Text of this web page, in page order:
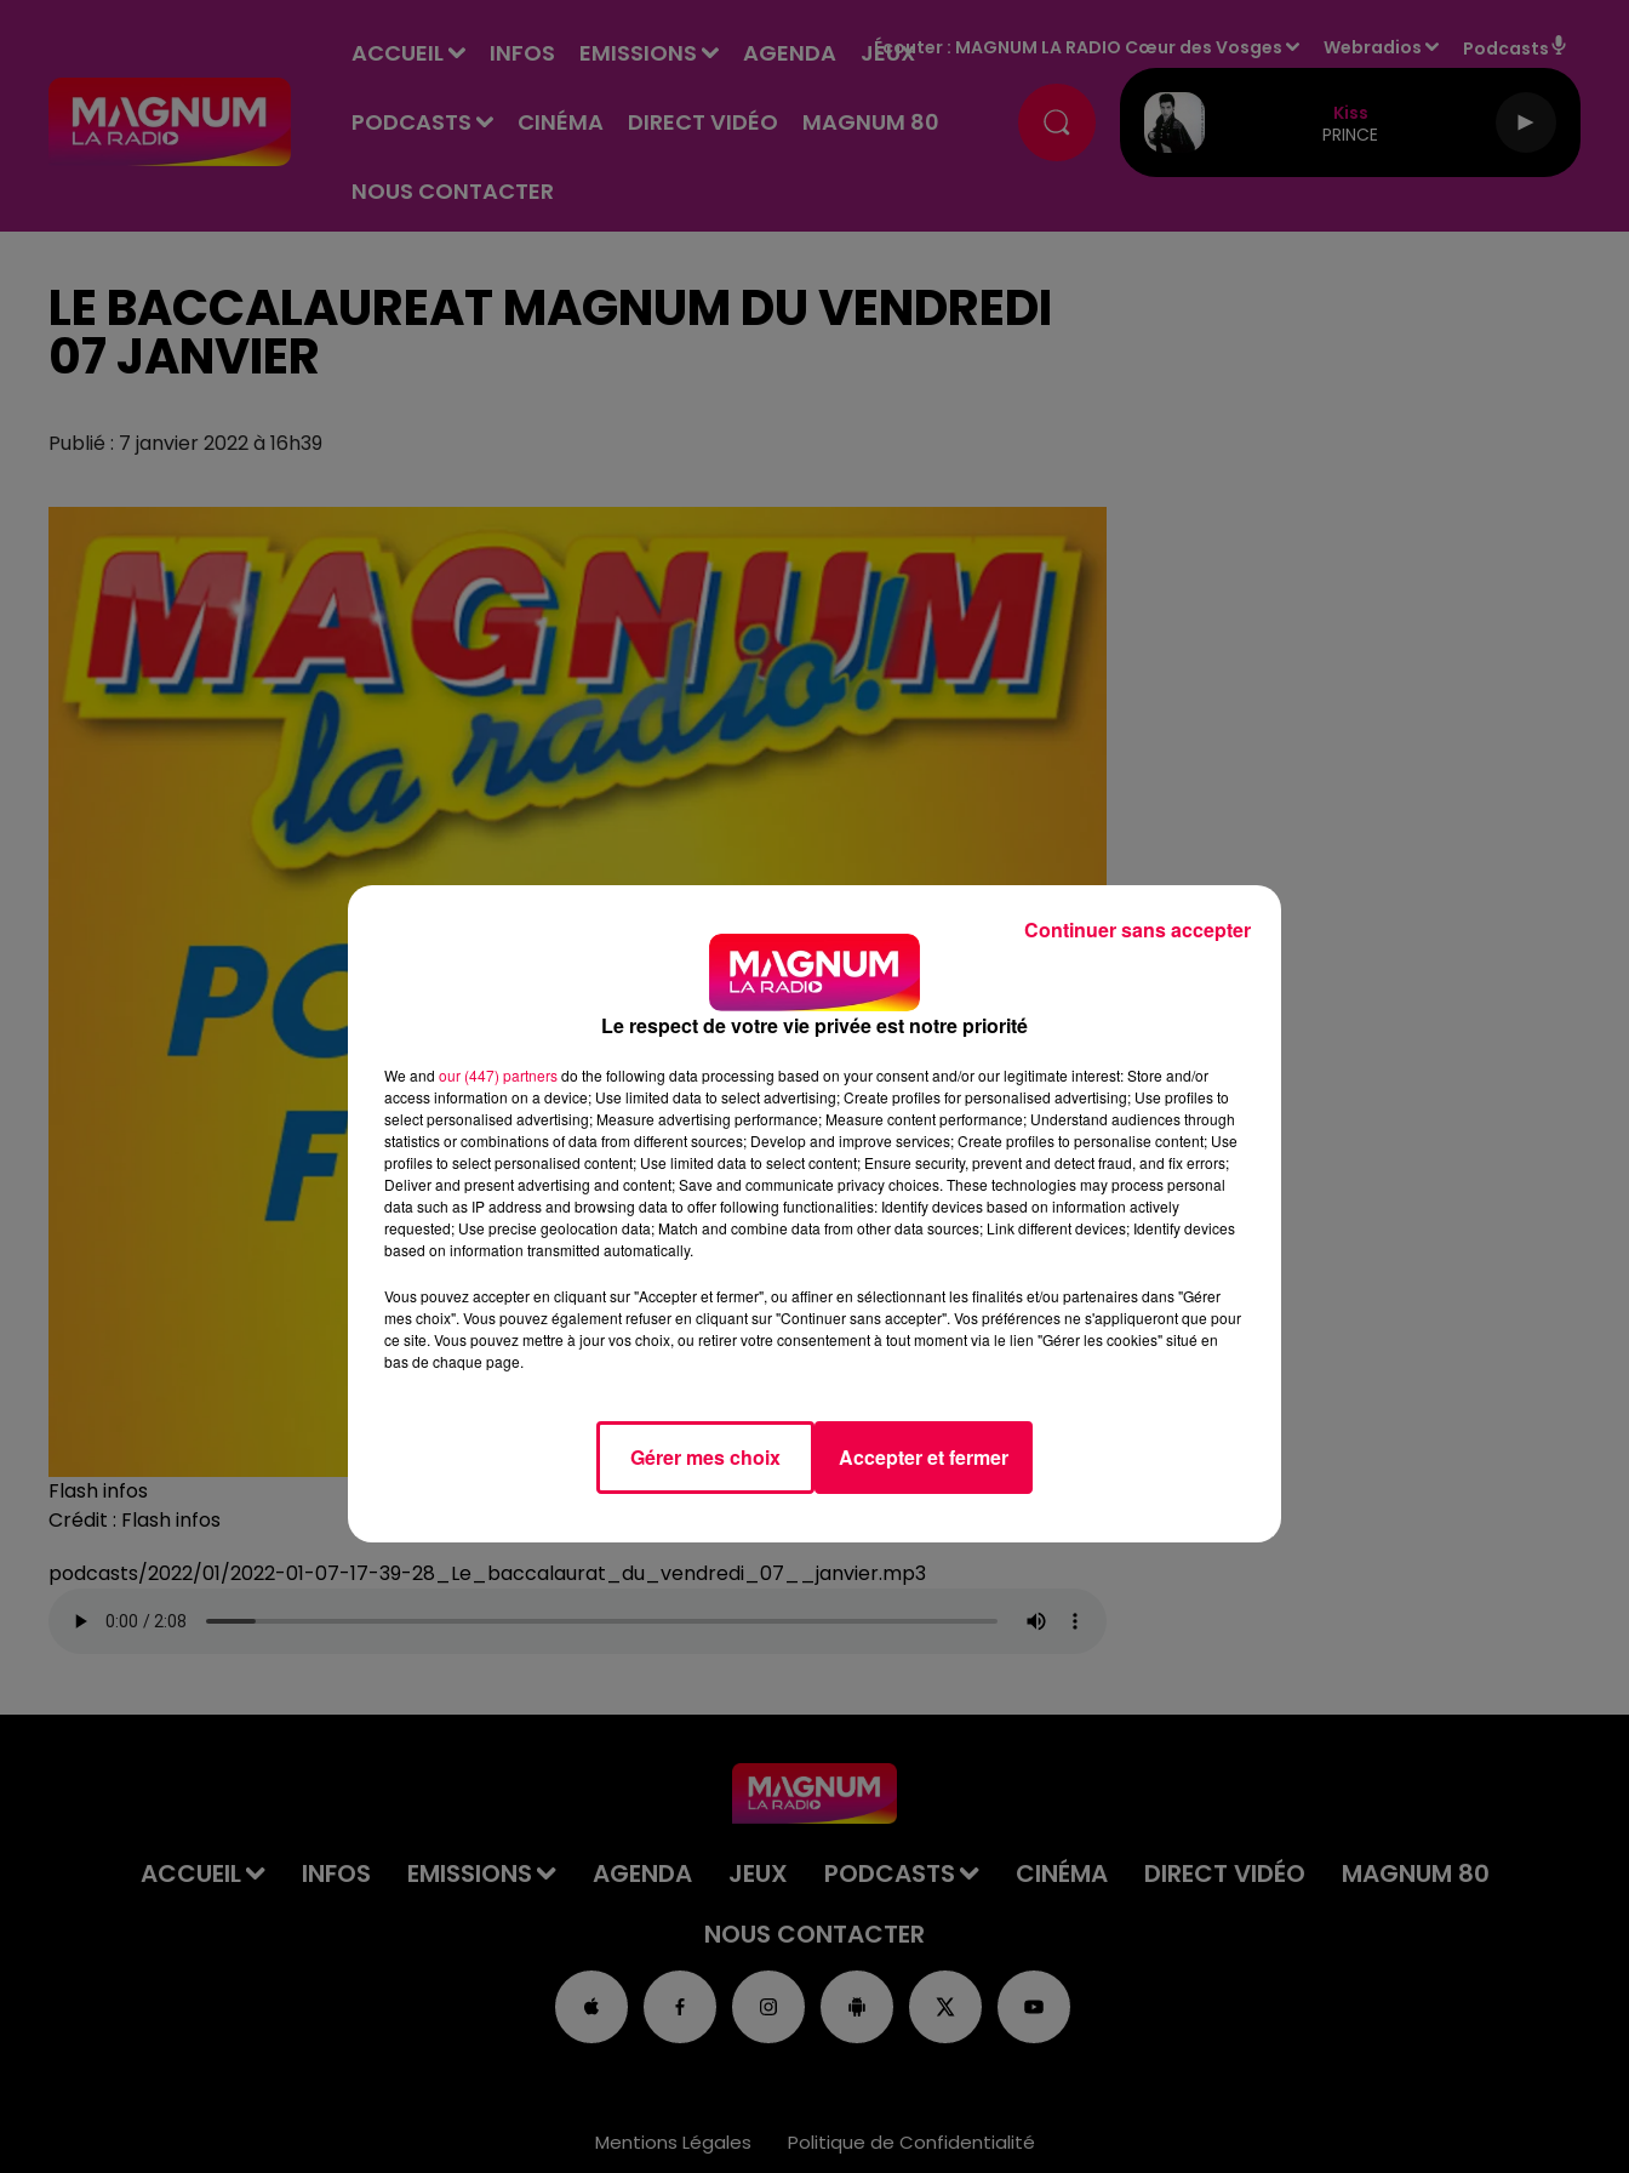
ACCUEIL INFOS EMISSIONS AGENDA JEUX
PODCASTS CINÉMA DIRECT VIDÉO MAGNUM 80
NOUS CONTACTER
Écouter : MAGNUM LA RADIO Cœur des Vosges Webradios Podcasts
Kiss
PRINCE
LE BACCALAUREAT MAGNUM DU VENDREDI
07 JANVIER
Publié : 7 janvier 2022 à 16h39
Flash infos
Crédit : Flash infos
podcasts/2022/01/2022-01-07-17-39-28_Le_baccalaurat_du_vendredi_07__janvier.mp3
ACCUEIL INFOS EMISSIONS AGENDA JEUX PODCASTS CINÉMA DIRECT VIDÉO
MAGNUM 80
NOUS CONTACTER
Mentions Légales Politique de Confidentialité
Le respect de votre vie privée est notre priorité
We and our (447) partnersdo the following data processing based on your consent and/or our legitimate interest: Store and/or
access information on a device; Use limited data to select advertising; Create profiles for personalised advertising; Use profiles to
select personalised advertising; Measure advertising performance; Measure content performance; Understand audiences through
statistics or combinations of data from different sources; Develop and improve services; Create profiles to personalise content; Use
profiles to select personalised content; Use limited data to select content; Ensure security, prevent and detect fraud, and fix errors;
Deliver and present advertising and content; Save and communicate privacy choices. These technologies may process personal
data such as IP address and browsing data to offer following functionalities: Identify devices based on information actively
requested; Use precise geolocation data; Match and combine data from other data sources; Link different devices; Identify devices
based on information transmitted automatically.
Vous pouvez accepter en cliquant sur "Accepter et fermer", ou affiner en sélectionnant les finalités et/ou partenaires dans "Gérer
mes choix". Vous pouvez également refuser en cliquant sur "Continuer sans accepter". Vos préférences ne s'appliqueront que pour
ce site. Vous pouvez mettre à jour vos choix, ou retirer votre consentement à tout moment via le lien "Gérer les cookies" situé en
bas de chaque page.
Gérer mes choix Accepter et fermer
Continuer sans accepter